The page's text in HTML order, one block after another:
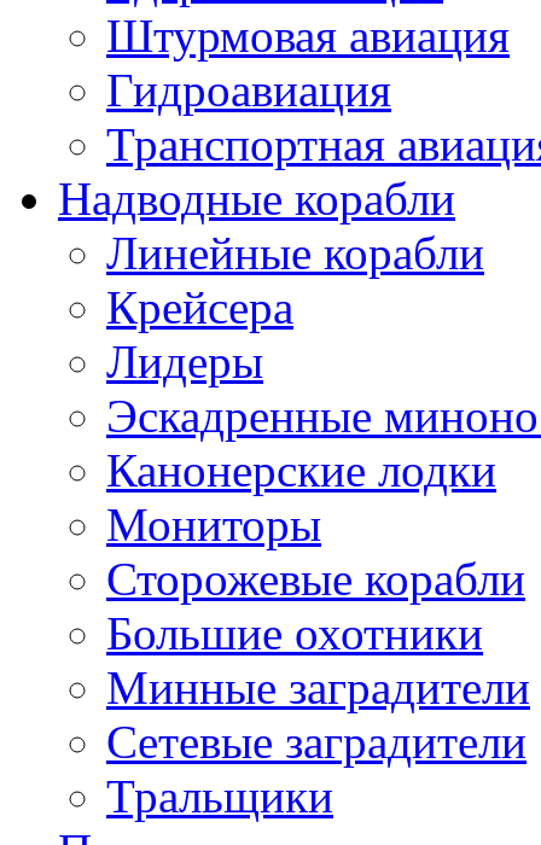
Штурмовая авиация
Гидроавиация
Транспортная
Надводные корабли
Линейные корабли
Крейсера
Лидеры
Эскадренные
Канонерские лодки
Мониторы
Сторожевые корабли
Большие охотники
Минные заградители
Сетевые заградители
Тральщики